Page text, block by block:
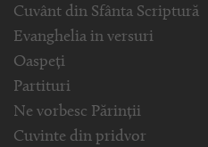
Cuvânt din Sfânta Scriptură
Evanghelia in versuri
Oaspeți
Partituri
Ne vorbesc Părinții
Cuvinte din pridvor